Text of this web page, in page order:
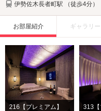
伊勢佐木長者町駅 （徒歩4分）
お部屋紹介 ギャラリー
216【プレミアム】 313【